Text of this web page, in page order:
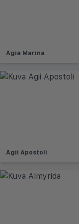
Agia Marina
Agii Apostoli